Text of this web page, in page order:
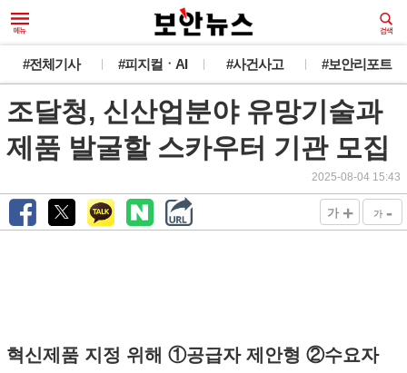
#전체기사 #피지컬ㆍAI #사건사고 #보안리포트
조달청, 신산업분야 유망기술과
제품 발굴할 스카우터 기관 모집
2025-08-04 15:43
가 + 가 -
혁신제품 지정 위해 ①공급자 제안형 ②수요자